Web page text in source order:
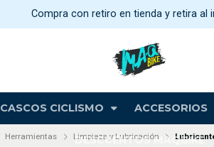
CASCOS CICLISMO ACCESORIOS
DESCUENTOS MAQBIKE
Compra con retiro en tienda y retira al
Herramientas Limpieza y Lubricación